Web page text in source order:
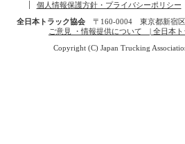
個人情報保護方針・プライバシーポリシー
全日本トラック協会〒160-0004 東京都新宿区
ご意見 ・情報提供について | 全日本ト
Copyright (C) Japan Trucking